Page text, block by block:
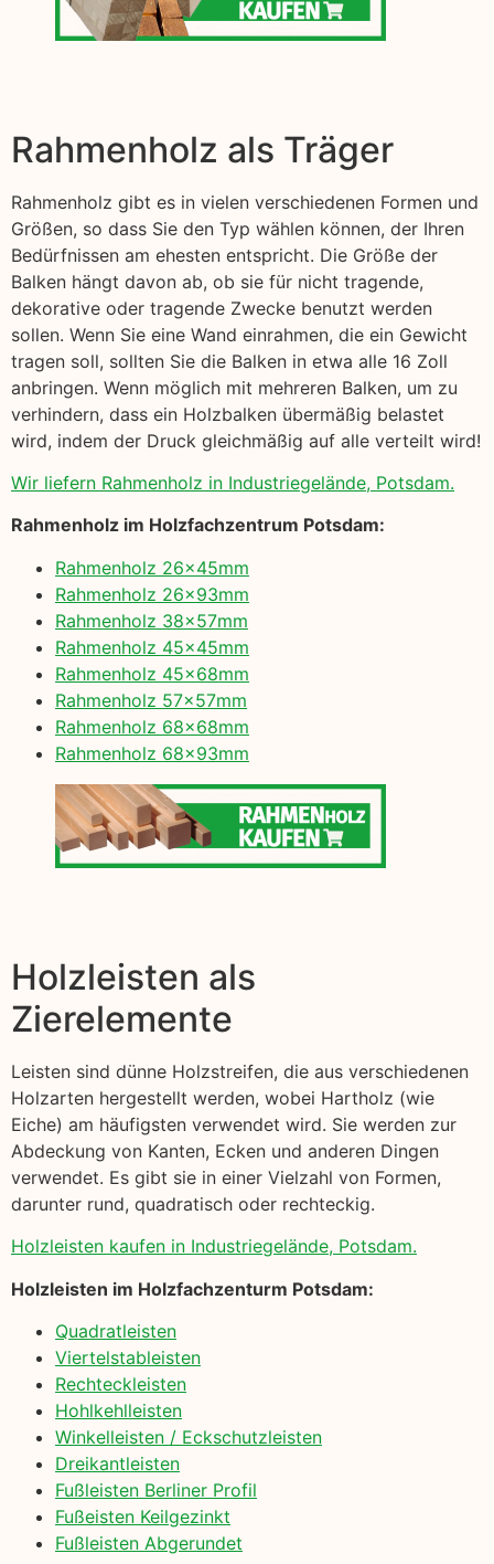
Rahmenholz als Träger
Rahmenholz gibt es in vielen verschiedenen Formen und
Größen, so dass Sie den Typ wählen können, der Ihren
Bedürfnissen am ehesten entspricht. Die Größe der
Balken hängt davon ab, ob sie für nicht tragende,
dekorative oder tragende Zwecke benutzt werden
sollen. Wenn Sie eine Wand einrahmen, die ein Gewicht
tragen soll, sollten Sie die Balken in etwa alle 16 Zoll
anbringen. Wenn möglich mit mehreren Balken, um zu
verhindern, dass ein Holzbalken übermäßig belastet
wird, indem der Druck gleichmäßig auf alle verteilt wird!
Wir liefern Rahmenholz in Industriegelände, Potsdam.
Rahmenholz im Holzfachzentrum Potsdam:
Rahmenholz 26x45mm
Rahmenholz 26x93mm
Rahmenholz 38x57mm
Rahmenholz 45x45mm
Rahmenholz 45x68mm
Rahmenholz 57x57mm
Rahmenholz 68x68mm
Rahmenholz 68x93mm
Holzleisten als
Zierelemente
Leisten sind dünne Holzstreifen, die aus verschiedenen
Holzarten hergestellt werden, wobei Hartholz (wie
Eiche) am häufigsten verwendet wird. Sie werden zur
Abdeckung von Kanten, Ecken und anderen Dingen
verwendet. Es gibt sie in einer Vielzahl von Formen,
darunter rund, quadratisch oder rechteckig.
Holzleisten kaufen in Industriegelände, Potsdam.
Holzleisten im Holzfachzenturm Potsdam:
Quadratleisten
Viertelstableisten
Rechteckleisten
Hohlkehlleisten
Winkelleisten / Eckschutzleisten
Dreikantleisten
Fußleisten Berliner Profil
Fußeisten Keilgezinkt
Fußleisten Abgerundet